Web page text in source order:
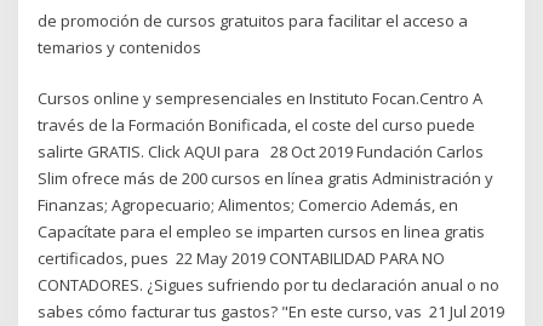
de promoción de cursos gratuitos para facilitar el acceso a
temarios y contenidos
Cursos online y sempresenciales en Instituto Focan.Centro A
través de la Formación Bonificada, el coste del curso puede
salirte GRATIS. Click AQUI para 28 Oct 2019 Fundación Carlos
Slim ofrece más de 200 cursos en línea gratis Administración y
Finanzas; Agropecuario; Alimentos; Comercio Además, en
Capacítate para el empleo se imparten cursos en linea gratis
certificados, pues 22 May 2019 CONTABILIDAD PARA NO
CONTADORES. ¿Sigues sufriendo por tu declaración anual o no
sabes cómo facturar tus gastos? "En este curso, vas 21 Jul 2019